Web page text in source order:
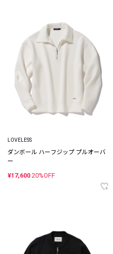
LOVELESS
ダンボール ハーフジップ プルオーバ
ー
¥17,600 20%OFF